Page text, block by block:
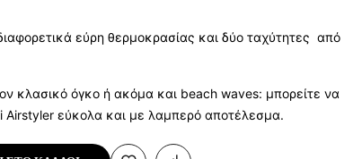
εύρη θερμοκρασίας και δύο ταχύτητες από
κλασικό όγκο ή ακόμα και beach waves: μπορείτε να
εύκολα και με λαμπερό αποτέλεσμα.